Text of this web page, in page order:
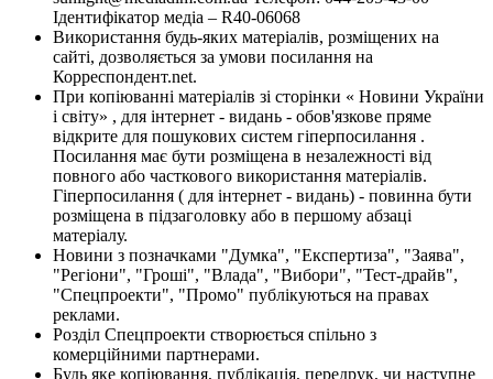
Ідентифікатор медіа – R40-06068
Використання будь-яких матеріалів, розміщених на
сайті, дозволяється за умови посилання на
Корреспондент.net.
При копіюванні матеріалів зі сторінки « Новини України
і світу» , для інтернет - видань - обов'язкове пряме
відкрите для пошукових систем гіперпосилання .
Посилання має бути розміщена в незалежності від
повного або часткового використання матеріалів.
Гіперпосилання ( для інтернет - видань) - повинна бути
розміщена в підзаголовку або в першому абзаці
матеріалу.
Новини з позначками "Думка", "Експертиза", "Заява",
"Регіони", "Гроші", "Влада", "Вибори", "Тест-драйв",
"Спецпроекти", "Промо" публікуються на правах
реклами.
Розділ Спецпроекти створюється спільно з
комерційними партнерами.
Будь яке копіювання, публікація, передрук, чи наступне